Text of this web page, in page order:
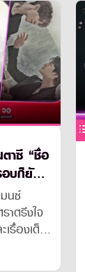
าซี “ชื่อ
บก็ยัง
นซ์
าตรึงใจ
หาริย์